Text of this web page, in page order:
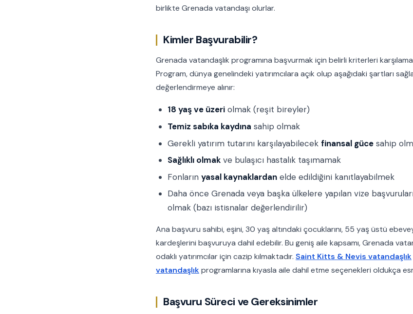
birlikte Grenada vatandaşı olurlar.
Kimler Başvurabilir?
Grenada vatandaşlık programına başvurmak için belirli kriterleri
Program, dünya genelindeki yatırımcılara açık olup aşağıdaki şartları
değerlendirmeye alınır:
18 yaş ve üzeri olmak (reşit bireyler)
Temiz sabıka kaydına sahip olmak
Gerekli yatırım tutarını karşılayabilecek finansal güce sahip
Sağlıklı olmak ve bulaşıcı hastalık taşımamak
Fonların yasal kaynaklardan elde edildiğini kanıtlayabilmek
Daha önce Grenada veya başka ülkelere yapılan vize
olmak (bazı istisnalar değerlendirilir)
Ana başvuru sahibi, eşini, 30 yaş altındaki çocuklarını, 55 yaş üstü
kardeşlerini başvuruya dahil edebilir. Bu geniş aile kapsamı, Grenada
odaklı yatırımcılar için cazip kılmaktadır. Saint Kitts & Nevis vatandaşlık
vatandaşlıkprogramlarına kıyasla aile dahil etme seçenekleri oldukça
Başvuru Süreci ve Gereksinimler